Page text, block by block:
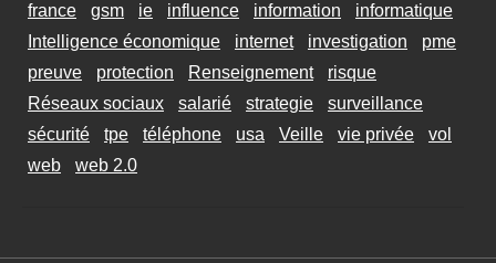
france
gsm ie influence information
informatique
Intelligence économique
internet investigation
pme
preuve
protection Renseignement
risque
Réseaux sociaux
salarié strategie
surveillance
sécurité
tpe téléphone usa Veille vie privée
vol
web
web 2.0